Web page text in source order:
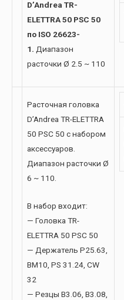
D’Andrea TR-
ELETTRA 50 PSC 50
по ISO 26623-
1. Диапазон
расточки Ø 2.5 ~ 110
Расточная головка
D’Andrea TR-ELETTRA
50 PSC 50 с набором
аксессуаров.
Диапазон расточки Ø
6 ~ 110.
В набор входит:
— Головка TR-
ELETTRA 50 PSC 50
— Держатель P25.63,
BM10, PS 31.24, CW
32
— Резцы B3.06, B3.08,